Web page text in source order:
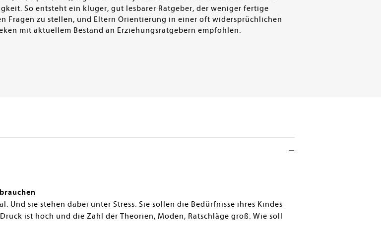
So entsteht ein kluger, gut lesbarer Ratgeber, der weniger fertige
zu stellen, und Eltern Orientierung in einer oft widersprüchlichen
mit aktuellem Bestand an Erziehungsratgebern empfohlen.
Und sie stehen dabei unter Stress. Sie sollen die Bedürfnisse ihres Kindes
ist hoch und die Zahl der Theorien, Moden, Ratschläge groß. Wie soll